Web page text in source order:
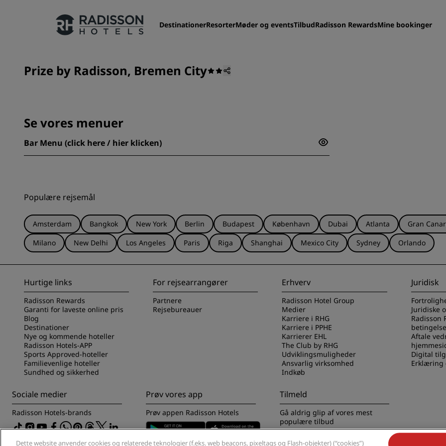
DestinationerResorterMøder og eventsTilbudRadisson RewardsMine bookinger
Vores brands
Book et mødelokale
Anmod om et tilbud
Destinationer til events
Brancheløsninger
Søg flyafgange
Søg efter en restaurant
Radisson Hotels-app
Prize by Radisson, Bremen City
Se vores menuer
Bar Menu (click here / hier klicken)
Populære rejsemål
Amsterdam Bangkok New York Berlin Budapest København Dubai Atlanta Gran
Milano
New Delhi Los Angeles Paris Riga Shanghai Mexico City Sydney Orlando
Hurtige links
Radisson Rewards
Garanti for laveste online pris
Blog
Destinationer
Nye og kommende hoteller
Radisson Hotels-APP
Sports Approved-hoteller
Familievenlige hoteller
Sundhed og sikkerhed
For rejsearrangører
Partnere
Rejsebureauer
Erhverv
Radisson Hotel Group
Medier
Karriere i RHG
Karriere i PPHE
Karrierer EHL
The Club by RHG
Udviklingsmuligheder
Ansvarlig virksomhed
Indkøb
Juridisk
Juridiske
Radisson
Aftale
Digital
Erklæring
Sociale medier
Radisson Hotels-brands
Prøv vores app
Prøv appen Radisson Hotels
Tilmeld
Gå aldrig glip af vores mest
populære tilbud
Dette website anvender cookies og relaterede teknologier (f.eks. web beacons, pixeltags og Flash-objekter) (“cookies”)